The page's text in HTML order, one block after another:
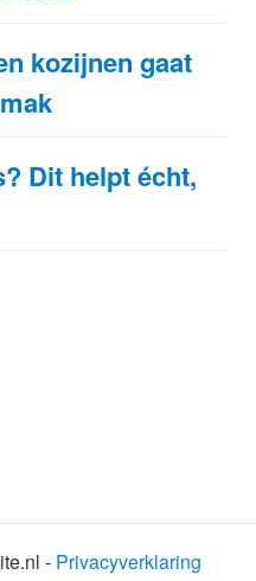
kozijnen gaat
Dit helpt écht,
- Privacyverklaring